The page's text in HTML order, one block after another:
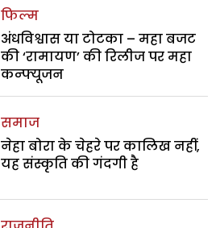
फिल्म
अंधविश्वास या टोटका – महा बजट
की ‘रामायण’ की रिलीज पर महा
कन्फ्यूजन
समाज
नेहा बोरा के चेहरे पर कालिख नहीं,
यह संस्कृति की गंदगी है